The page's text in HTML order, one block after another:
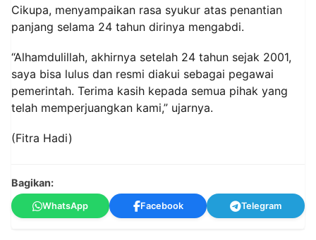
Cikupa, menyampaikan rasa syukur atas penantian
panjang selama 24 tahun dirinya mengabdi.
“Alhamdulillah, akhirnya setelah 24 tahun sejak 2001,
saya bisa lulus dan resmi diakui sebagai pegawai
pemerintah. Terima kasih kepada semua pihak yang
telah memperjuangkan kami,” ujarnya.
(Fitra Hadi)
Bagikan:
WhatsApp Facebook Telegram